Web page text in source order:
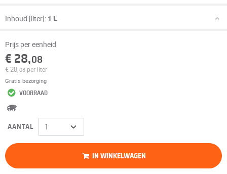
Inhoud [liter]: 1 L
Prijs per eenheid
€ 28,08
€ 28,08 per liter
Gratis bezorging
VOORRAAD
AANTAL
IN WINKELWAGEN